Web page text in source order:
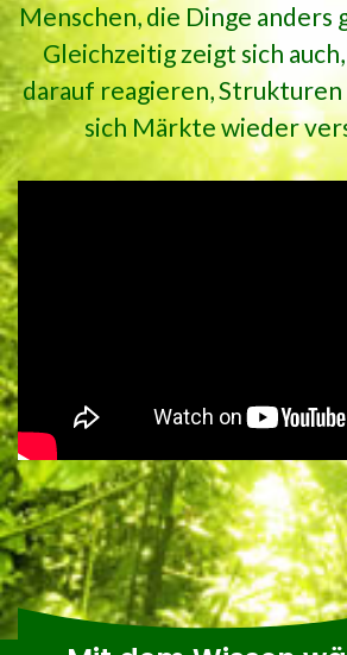
Menschen, die Dinge anders
Gleichzeitig zeigt sich
darauf reagieren,
sich Märkte wieder